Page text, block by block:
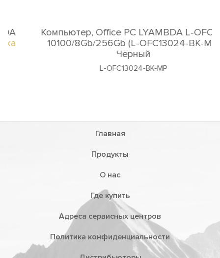
Компьютер, Office PC LYAMBDA L-OFC i3-
10100/8Gb/256Gb (L-OFC13024-BK-MP)
Чёрный
L-OFC13024-BK-MP
Главная
Продукты
О нас
Где купить
Адреса сервисных центров
Политика конфиденциальности